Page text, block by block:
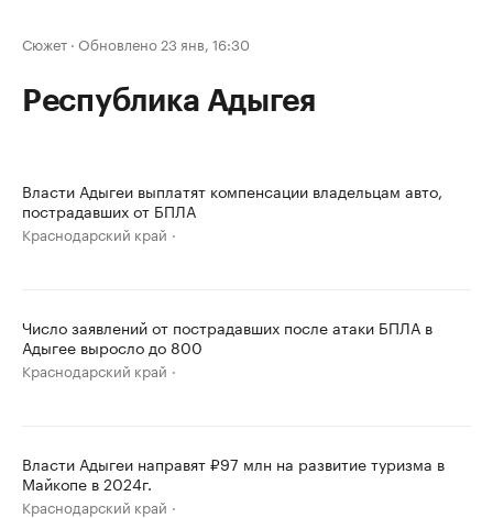
Сюжет · Обновлено 23 янв, 16:30
Республика Адыгея
Власти Адыгеи выплатят компенсации владельцам авто,
пострадавших от БПЛА
Краснодарский край
Число заявлений от пострадавших после атаки БПЛА в
Адыгее выросло до 800
Краснодарский край
Власти Адыгеи направят ₽97 млн на развитие туризма в
Майкопе в 2024г.
Краснодарский край